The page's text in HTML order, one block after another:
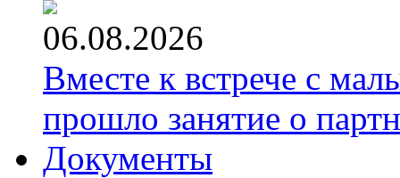
06.08.2026
Вместе к встрече с
прошло занятие о
Документы